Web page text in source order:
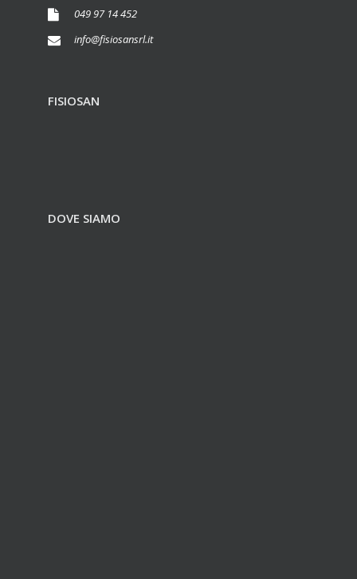
049 97 14 452
info@fisiosansrl.it
FISIOSAN
DOVE SIAMO